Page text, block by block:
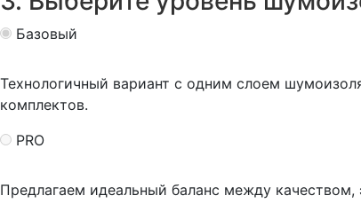
Базовый
Технологичный вариант с одним слоем
комплектов.
PRO
Предлагаем идеальный баланс между